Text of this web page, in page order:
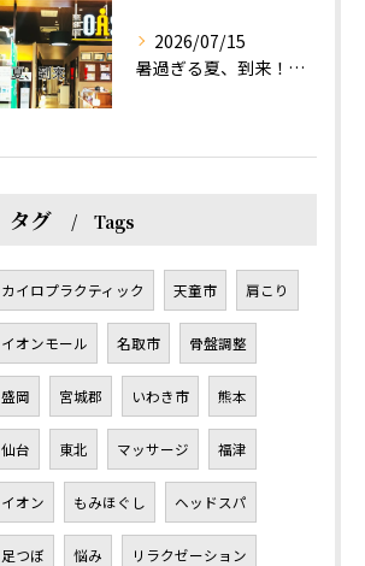
2026/07/15
暑過ぎる夏、到来！だるさを感じる方は、結構不足！？
タグ Tags
カイロプラクティック 天童市 肩こり
イオンモール 名取市 骨盤調整
盛岡 宮城郡 いわき市 熊本
仙台 東北 マッサージ 福津
イオン もみほぐし ヘッドスパ
足つぼ 悩み リラクゼーション